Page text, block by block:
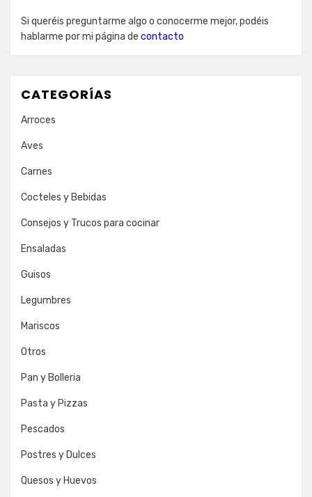
Si queréis preguntarme algo o conocerme mejor, podéis
hablarme por mi página de contacto
CATEGORÍAS
Arroces
Aves
Carnes
Cocteles y Bebidas
Consejos y Trucos para cocinar
Ensaladas
Guisos
Legumbres
Mariscos
Otros
Pan y Bolleria
Pasta y Pizzas
Pescados
Postres y Dulces
Quesos y Huevos